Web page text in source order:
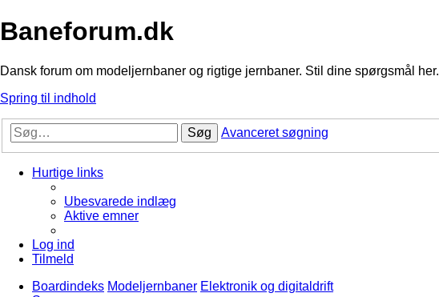
Baneforum.dk
Dansk forum om modeljernbaner og rigtige jernbaner. Stil dine spørgsmål her.
Spring til indhold
Søg Avanceret søgning
Hurtige links
Ubesvarede indlæg
Aktive emner
Log ind
Tilmeld
Boardindeks Modeljernbaner Elektronik og digitaldrift